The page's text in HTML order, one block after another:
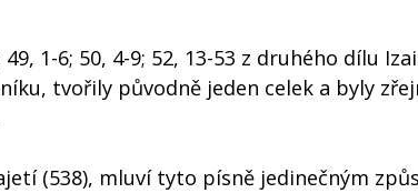
1-6; 50, 4-9; 52, 13-53 z druhého dílu
tvořily původně jeden celek a byly
(538), mluví tyto písně jedinečným